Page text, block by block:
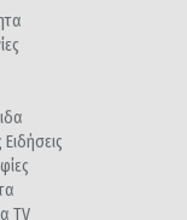
Ειδήσεις
TV